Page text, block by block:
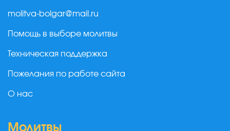
molitva-bolgar@mail.ru
Помощь в выборе молитвы
Техническая поддержка
Пожелания по работе сайта
О нас
Молитвы